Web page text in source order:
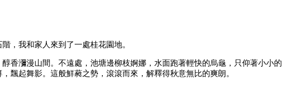
，我和家人來到了一處桂花園地。
香瀰漫山間。不遠處，池塘邊柳枝婀娜，水面跑著輕快的烏龜，只仰著小小的
飄起舞影。這般鮮蕤之勢，滾滾而來，解釋得秋意無比的爽朗。